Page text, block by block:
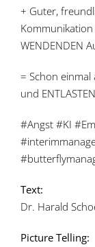
+ Guter,
WENDENDEN
= Schon einmal
und
#Angst #KI
Text:
Dr. Harald
Picture Telling: